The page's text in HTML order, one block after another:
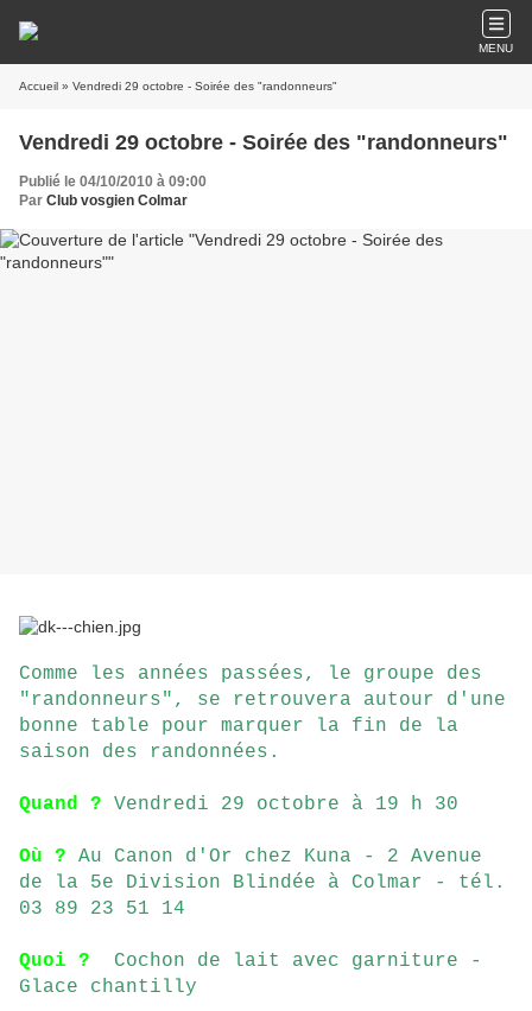
MENU
Accueil » Vendredi 29 octobre - Soirée des "randonneurs"
Vendredi 29 octobre - Soirée des "randonneurs"
Publié le 04/10/2010 à 09:00
Par Club vosgien Colmar
Comme les années passées, le groupe des
"randonneurs", se retrouvera autour d'une
bonne table pour marquer la fin de la
saison des randonnées.
Quand ? Vendredi 29 octobre à 19 h 30
Où ? Au Canon d'Or chez Kuna - 2 Avenue
de la 5e Division Blindée à Colmar - tél.
03 89 23 51 14
Quoi ? Cochon de lait avec garniture -
Glace chantilly